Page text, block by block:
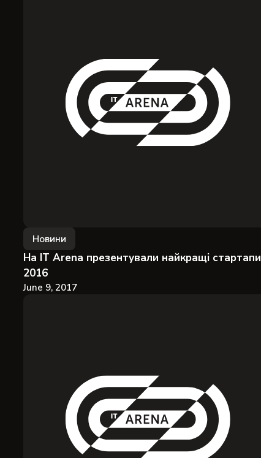
Новини
На IT Arena презентували найкращі стартапи
2016
June 9, 2017